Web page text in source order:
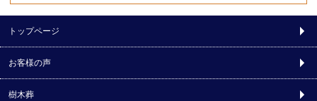
トップページ
お客様の声
樹木葬